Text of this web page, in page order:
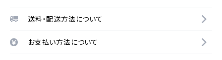
送料・配送方法について
お支払い方法について